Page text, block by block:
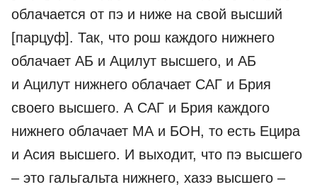
облачается от пэ и ниже на свой высший
[парцуф]. Так, что рош каждого нижнего
облачает АБ и Ацилут высшего, и АБ
и Ацилут нижнего облачает САГ и Брия
своего высшего. А САГ и Брия каждого
нижнего облачает МА и БОН, то есть Ецира
и Асия высшего. И выходит, что пэ высшего
– это гальгальта нижнего, хазэ высшего –